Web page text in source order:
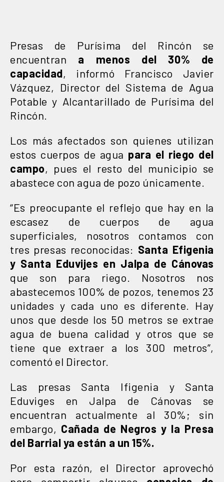
Presas de Purísima del Rincón se
encuentran a menos del 30% de
capacidad, informó Francisco Javier
Vázquez, Director del Sistema de Agua
Potable y Alcantarillado de Purísima del
Rincón.
Los más afectados son quienes utilizan
estos cuerpos de agua para el riego del
campo, pues el resto del municipio se
abastece con agua de pozo únicamente.
“Es preocupante el reflejo que hay en la
escasez de cuerpos de agua
superficiales, nosotros contamos con
tres presas reconocidas: Santa Efigenia
y Santa Eduvijes en Jalpa de Cánovas
que son para riego. Nosotros nos
abastecemos 100% de pozos, tenemos 23
unidades y cada uno es diferente. Hay
unos que desde los 50 metros se extrae
agua de buena calidad y otros que se
tiene que extraer a los 300 metros”,
comentó el Director.
Las presas Santa Ifigenia y Santa
Eduviges en Jalpa de Cánovas se
encuentran actualmente al 30%; sin
embargo, Cañada de Negros y la Presa
del Barrial ya están a un 15%.
Por esta razón, el Director aprovechó